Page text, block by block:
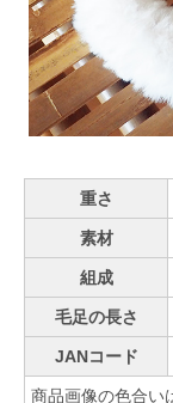
重さ
素材
組成
毛足の長さ
JANコード
商品画像の色合い